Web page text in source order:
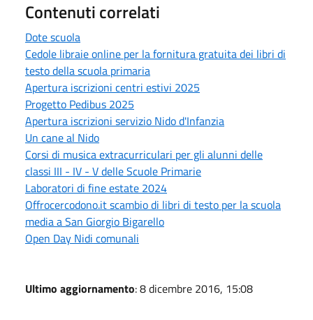
Contenuti correlati
Dote scuola
Cedole libraie online per la fornitura gratuita dei libri di
testo della scuola primaria
Apertura iscrizioni centri estivi 2025
Progetto Pedibus 2025
Apertura iscrizioni servizio Nido d'Infanzia
Un cane al Nido
Corsi di musica extracurriculari per gli alunni delle
classi III - IV - V delle Scuole Primarie
Laboratori di fine estate 2024
Offrocercodono.it scambio di libri di testo per la scuola
media a San Giorgio Bigarello
Open Day Nidi comunali
Ultimo aggiornamento: 8 dicembre 2016, 15:08